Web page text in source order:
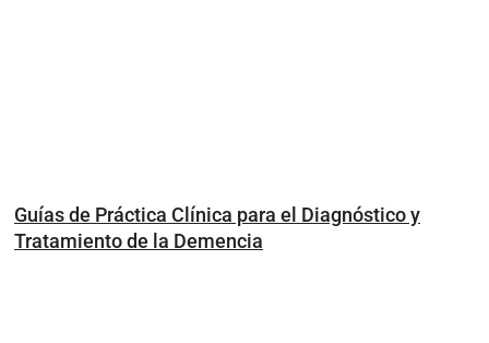
Guías de Práctica Clínica para el Diagnóstico y
Tratamiento de la Demencia